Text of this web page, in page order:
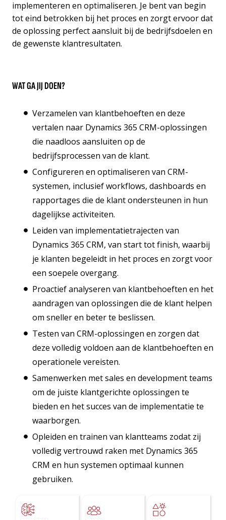
implementeren en optimaliseren. Je bent van begin
tot eind betrokken bij het proces en zorgt ervoor dat
de oplossing perfect aansluit bij de bedrijfsdoelen en
de gewenste klantresultaten.
WAT GA JIJ DOEN?
Verzamelen van klantbehoeften en deze
vertalen naar Dynamics 365 CRM-oplossingen
die naadloos aansluiten op de
bedrijfsprocessen van de klant.
Configureren en optimaliseren van CRM-
systemen, inclusief workflows, dashboards en
rapportages die de klant ondersteunen in hun
dagelijkse activiteiten.
Leiden van implementatietrajecten van
Dynamics 365 CRM, van start tot finish, waarbij
je klanten begeleidt in het proces en zorgt voor
een soepele overgang.
Proactief analyseren van klantbehoeften en het
aandragen van oplossingen die de klant helpen
om sneller en beter te beslissen.
Testen van CRM-oplossingen en zorgen dat
deze volledig voldoen aan de klantbehoeften en
operationele vereisten.
Samenwerken met sales en development teams
om de juiste klantgerichte oplossingen te
bieden en het succes van de implementatie te
waarborgen.
Opleiden en trainen van klantteams zodat zij
volledig vertrouwd raken met Dynamics 365
CRM en hun systemen optimaal kunnen
gebruiken.